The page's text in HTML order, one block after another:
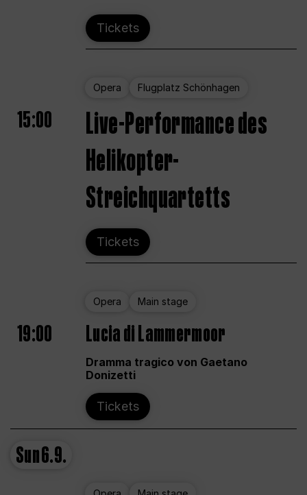
Tickets
Opera Flugplatz Schönhagen
15:00
Live-Performance des
Helikopter-
Streichquartetts
Tickets
Opera Main stage
19:00 Lucia di Lammermoor
Dramma tragico von Gaetano
Donizetti
Tickets
Sun6.9.